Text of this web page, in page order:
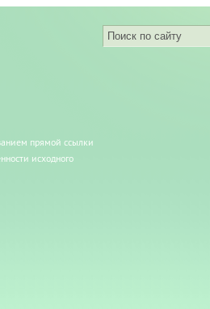
прямой ссылки
исходного